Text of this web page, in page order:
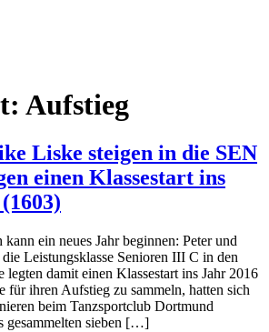
Aufstieg
Liske steigen in die SEN
einen Klassestart ins
ein neues Jahr beginnen: Peter und
Leistungsklasse Senioren III C in den
legten damit einen Klassestart ins Jahr 2016
für ihren Aufstieg zu sammeln, hatten sich
beim Tanzsportclub Dortmund
gesammelten sieben […]